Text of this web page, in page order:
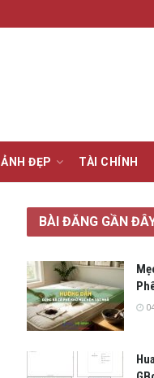
ẢNH ĐẸP TÀI CHÍNH
BÀI ĐĂNG GẦN